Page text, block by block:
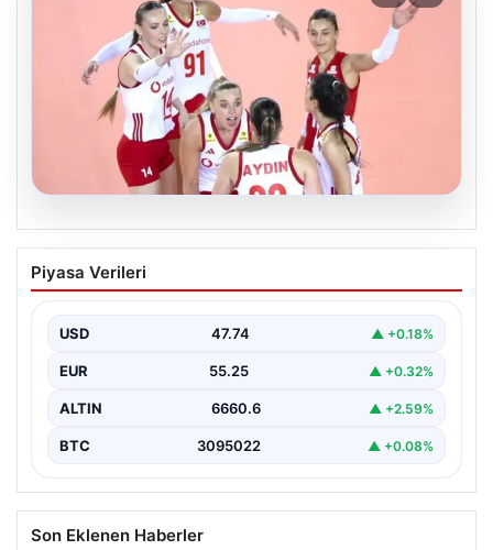
07.08.2026
Filenin Sultanları, Fransa’yı Yenilmez
Serisini Sürdürüyor
öncesinde yaptığı hazırlık maçlarında gösterdiği üstün
performansla…
Piyasa Verileri
USD 47.74 ▲ +0.18%
EUR 55.25 ▲ +0.32%
ALTIN 6660.6 ▲ +2.59%
BTC 3095022 ▲ +0.08%
Son Eklenen Haberler